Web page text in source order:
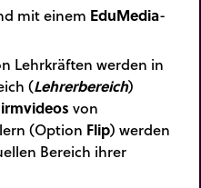
mit einem EduMedia-
Lehrkräften werden in
(Lehrerbereich)
von
(Option Flip) werden
Bereich ihrer